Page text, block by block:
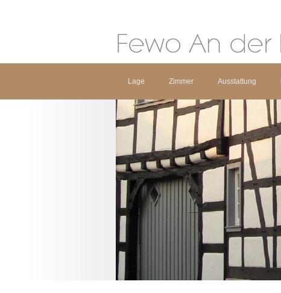
Lage Zimmer Ausstattung